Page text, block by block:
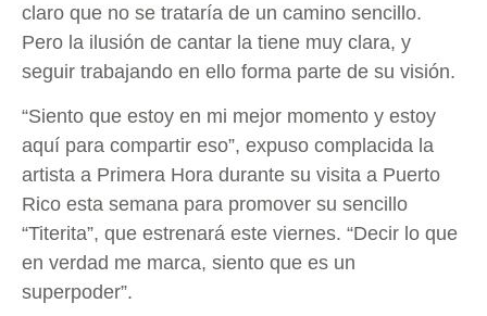
claro que no se trataría de un camino sencillo.
Pero la ilusión de cantar la tiene muy clara, y
seguir trabajando en ello forma parte de su visión.
“Siento que estoy en mi mejor momento y estoy
aquí para compartir eso”, expuso complacida la
artista a Primera Hora durante su visita a Puerto
Rico esta semana para promover su sencillo
“Titerita”, que estrenará este viernes. “Decir lo que
en verdad me marca, siento que es un
superpoder”.